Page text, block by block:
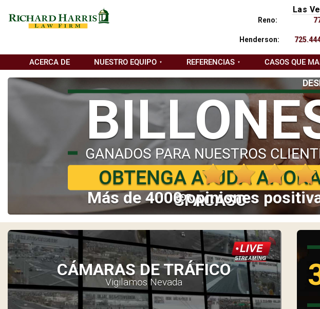
Las
Reno:
Henderson:
ACERCA DE NUESTRO EQUIPO REFERENCIAS CASOS QUE
GANADOS PARA NUESTROS
OBTENGA AYUDA
POR
SI ACASO
Más de 4000 opiniones
CÁMARAS DE TRÁFICO
Vigilamos Nevada